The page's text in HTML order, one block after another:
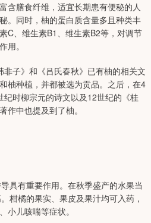
含膳食纤维，适宜长期患有便秘的人
。同时，柚的蛋白质含量多且种类丰
C、维生素B1、维生素B2等，对调节
用。
子》和《吕氏春秋》已有柚的相关文
柚种植，并都被选为贡品。之后，在4
时柳宗元的诗文以及12世纪的《桂
作中也提及到了柚。
具有重要作用。在秋季盛产的水果当
柑橘的果实、果皮及果汁均可入药，
小儿咳喘等症状。